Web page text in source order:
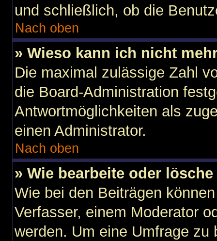
und schließlich, ob die
Nach oben
» Wieso kann ich nicht
Die maximal zulässige Zahl
die Board-Administration
Antwortmöglichkeiten als
einen Administrator.
Nach oben
» Wie bearbeite oder
Wie bei den Beiträgen
Verfasser, einem Moderator
werden. Um eine Umfrage zu